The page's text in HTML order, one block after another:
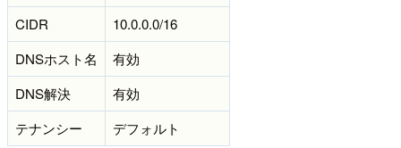
CIDR
10.0.0.0/16
DNSホスト名
有効
DNS解決
有効
テナンシー
デフォルト